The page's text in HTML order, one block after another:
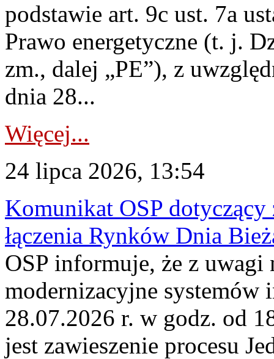
podstawie art. 9c ust. 7a
Prawo energetyczne (t. j.
zm., dalej „PE”), z
dnia 28...
Więcej...
24 lipca 2026, 13:54
Komunikat OSP dotyczący
łączenia Rynków Dnia
OSP informuje, że z uwagi
modernizacyjne
28.07.2026 r. w godz. od
jest zawieszenie procesu